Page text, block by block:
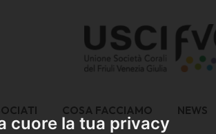
cuore la tua privacy
COSA FACCIAMO NEWS